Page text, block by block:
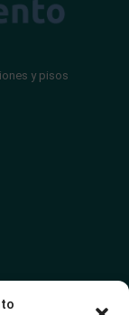
y pisos